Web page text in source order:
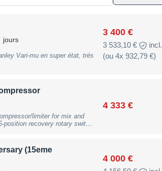
jours
3 400 €
3 533,10 €
incl.
(ou 4x 932,79 €)
4 333 €
limiter for mix and
position recovery rotary switch
function; design: 19"" / 2 HE,
of use
(15eme
4 000 €